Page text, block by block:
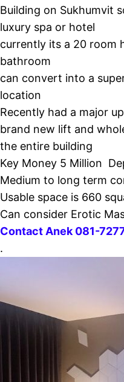
Building on Sukhumvit
luxury spa or hotel
currently its a 20 room
bathroom
can convert into a
location
Recently had a major
brand new lift and
the entire building
Key Money 5 Million
Medium to long term
Usable space is 660
Can consider Erotic
Contact Anek 081-
.